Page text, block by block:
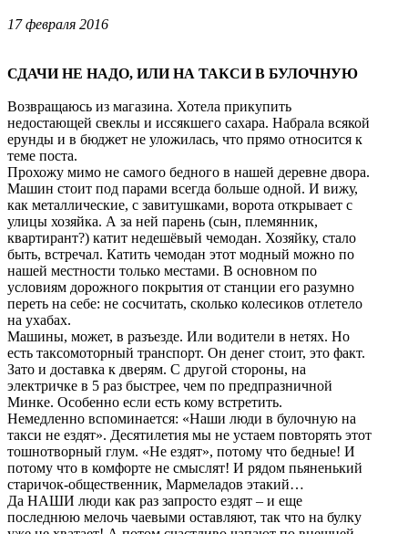
17 февраля 2016
СДАЧИ НЕ НАДО, ИЛИ НА ТАКСИ В БУЛОЧНУЮ
Возвращаюсь из магазина. Хотела прикупить
недостающей свеклы и иссякшего сахара. Набрала всякой
ерунды и в бюджет не уложилась, что прямо относится к
теме поста.
Прохожу мимо не самого бедного в нашей деревне двора.
Машин стоит под парами всегда больше одной. И вижу,
как металлические, с завитушками, ворота открывает с
улицы хозяйка. А за ней парень (сын, племянник,
квартирант?) катит недешёвый чемодан. Хозяйку, стало
быть, встречал. Катить чемодан этот модный можно по
нашей местности только местами. В основном по
условиям дорожного покрытия от станции его разумно
переть на себе: не сосчитать, сколько колесиков отлетело
на ухабах.
Машины, может, в разъезде. Или водители в нетях. Но
есть таксомоторный транспорт. Он денег стоит, это факт.
Зато и доставка к дверям. С другой стороны, на
электричке в 5 раз быстрее, чем по предпразничной
Минке. Особенно если есть кому встретить.
Немедленно вспоминается: «Наши люди в булочную на
такси не ездят». Десятилетия мы не устаем повторять этот
тошнотворный глум. «Не ездят», потому что бедные! И
потому что в комфорте не смыслят! И рядом пьяненький
старичок-общественник, Мармеладов этакий…
Да НАШИ люди как раз запросто ездят – и еще
последнюю мелочь чаевыми оставляют, так что на булку